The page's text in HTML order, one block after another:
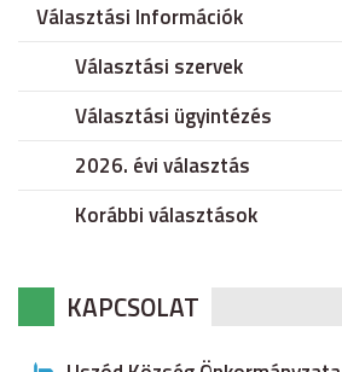
Választási Információk
Választási szervek
Választási ügyintézés
2026. évi választás
Korábbi választások
KAPCSOLAT